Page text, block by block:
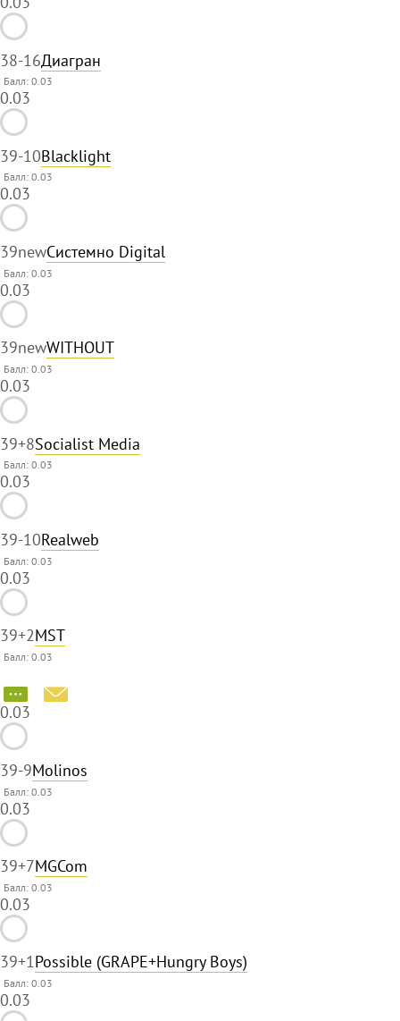
38-16Диагран
Балл: 0.03
0.03
39-10Blacklight
Балл: 0.03
0.03
39newСистемно Digital
Балл: 0.03
0.03
39newWITHOUT
Балл: 0.03
0.03
39+8Socialist Media
Балл: 0.03
0.03
39-10Realweb
Балл: 0.03
0.03
39+2MST
Балл: 0.03
0.03
39-9Molinos
Балл: 0.03
0.03
39+7MGCom
Балл: 0.03
0.03
39+1Possible (GRAPE+Hungry Boys)
Балл: 0.03
0.03